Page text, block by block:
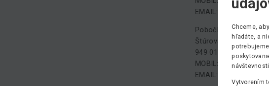
EMAIL:
Pobočka NITRA
Štúrová 148 (areál
949 01 Nitra
MOBIL: +421 918 925
EMAIL:
Chceme,
hľadáte, a
Vytvorením